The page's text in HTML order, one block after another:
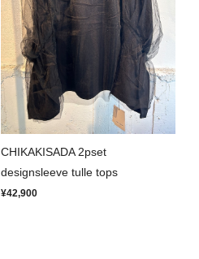
CHIKAKISADA 2pset
designsleeve tulle tops
¥42,900